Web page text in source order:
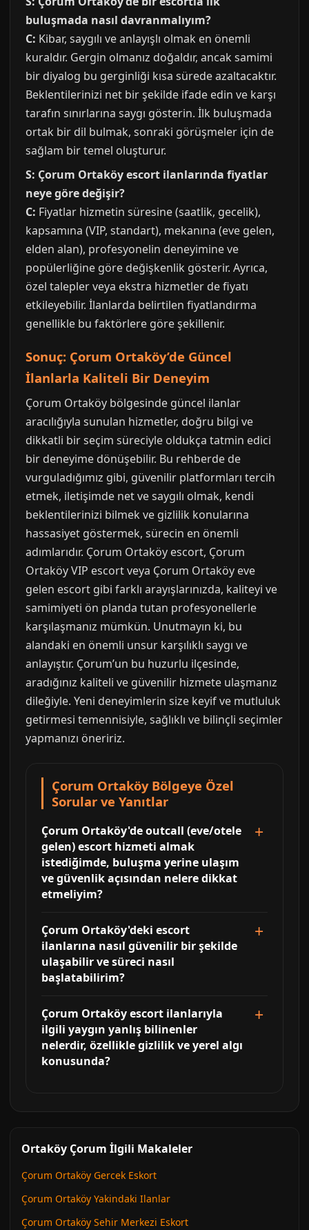
buluşmada nasıl davranmalıyım?
C: Kibar, saygılı ve anlayışlı olmak en önemli
kuraldır. Gergin olmanız doğaldır, ancak samimi
bir diyalog bu gerginliği kısa sürede azaltacaktır.
Beklentilerinizi net bir şekilde ifade edin ve karşı
tarafın sınırlarına saygı gösterin. İlk buluşmada
ortak bir dil bulmak, sonraki görüşmeler için de
sağlam bir temel oluşturur.
S: Çorum Ortaköy escort ilanlarında fiyatlar
neye göre değişir?
C: Fiyatlar hizmetin süresine (saatlik, gecelik),
kapsamına (VIP, standart), mekanına (eve gelen,
elden alan), profesyonelin deneyimine ve
popülerliğine göre değişkenlik gösterir. Ayrıca,
özel talepler veya ekstra hizmetler de fiyatı
etkileyebilir. İlanlarda belirtilen fiyatlandırma
genellikle bu faktörlere göre şekillenir.
Sonuç: Çorum Ortaköy’de Güncel
İlanlarla Kaliteli Bir Deneyim
Çorum Ortaköy bölgesinde güncel ilanlar
aracılığıyla sunulan hizmetler, doğru bilgi ve
dikkatli bir seçim süreciyle oldukça tatmin edici
bir deneyime dönüşebilir. Bu rehberde de
vurguladığımız gibi, güvenilir platformları tercih
etmek, iletişimde net ve saygılı olmak, kendi
beklentilerinizi bilmek ve gizlilik konularına
hassasiyet göstermek, sürecin en önemli
adımlarıdır. Çorum Ortaköy escort, Çorum
Ortaköy VIP escort veya Çorum Ortaköy eve
gelen escort gibi farklı arayışlarınızda, kaliteyi ve
samimiyeti ön planda tutan profesyonellerle
karşılaşmanız mümkün. Unutmayın ki, bu
alandaki en önemli unsur karşılıklı saygı ve
anlayıştır. Çorum’un bu huzurlu ilçesinde,
aradığınız kaliteli ve güvenilir hizmete ulaşmanız
dileğiyle. Yeni deneyimlerin size keyif ve mutluluk
getirmesi temennisiyle, sağlıklı ve bilinçli seçimler
yapmanızı öneririz.
Çorum Ortaköy Bölgeye Özel
Sorular ve Yanıtlar
Çorum Ortaköy'de outcall (eve/otele
gelen) escort hizmeti almak
istediğimde, buluşma yerine ulaşım
ve güvenlik açısından nelere dikkat
etmeliyim?
Çorum Ortaköy'deki escort
ilanlarına nasıl güvenilir bir şekilde
ulaşabilir ve süreci nasıl
başlatabilirim?
Çorum Ortaköy escort ilanlarıyla
ilgili yaygın yanlış bilinenler
nelerdir, özellikle gizlilik ve yerel algı
konusunda?
Ortaköy Çorum İlgili Makaleler
Çorum Ortaköy Gercek Eskort
Çorum Ortaköy Yakindaki Ilanlar
Çorum Ortaköy Sehir Merkezi Eskort